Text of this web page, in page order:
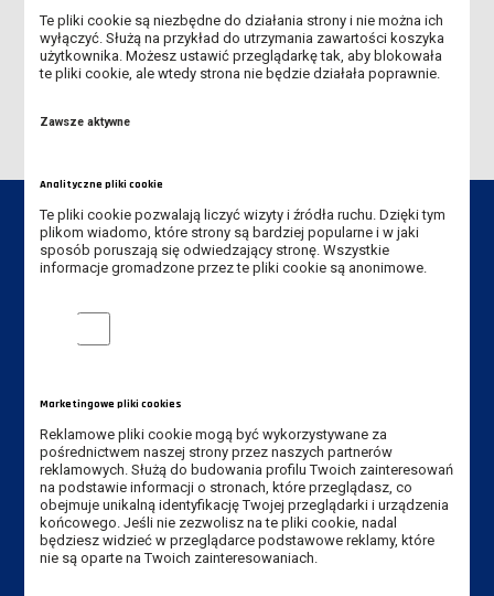
KONTAKT
REKRUTACJA ON-LINE
Tel. rekrutacja:+48 65 525 01 12
Fax:+48 65 529 60 82
E-mail:kancelaria@ansleszno.pl
E-mail rekrutacja:rekrutacja@ansleszno.pl
Te pliki cookie są niezbędne do działania strony i nie można ich
wyłączyć. Służą na przykład do utrzymania zawartości koszyka
użytkownika. Możesz ustawić przeglądarkę tak, aby blokowała
te pliki cookie, ale wtedy strona nie będzie działała poprawnie.
Zawsze aktywne
Analityczne pliki cookie
Te pliki cookie pozwalają liczyć wizyty i źródła ruchu. Dzięki tym
plikom wiadomo, które strony są bardziej popularne i w jaki
sposób poruszają się odwiedzający stronę. Wszystkie
informacje gromadzone przez te pliki cookie są anonimowe.
Analityczne pliki cookie
Marketingowe pliki cookies
Reklamowe pliki cookie mogą być wykorzystywane za
pośrednictwem naszej strony przez naszych partnerów
reklamowych. Służą do budowania profilu Twoich zainteresowań
na podstawie informacji o stronach, które przeglądasz, co
obejmuje unikalną identyfikację Twojej przeglądarki i urządzenia
końcowego. Jeśli nie zezwolisz na te pliki cookie, nadal
będziesz widzieć w przeglądarce podstawowe reklamy, które
nie są oparte na Twoich zainteresowaniach.